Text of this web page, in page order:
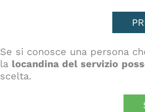
Se si conosce una persona
la locandina del servizio
scelta.